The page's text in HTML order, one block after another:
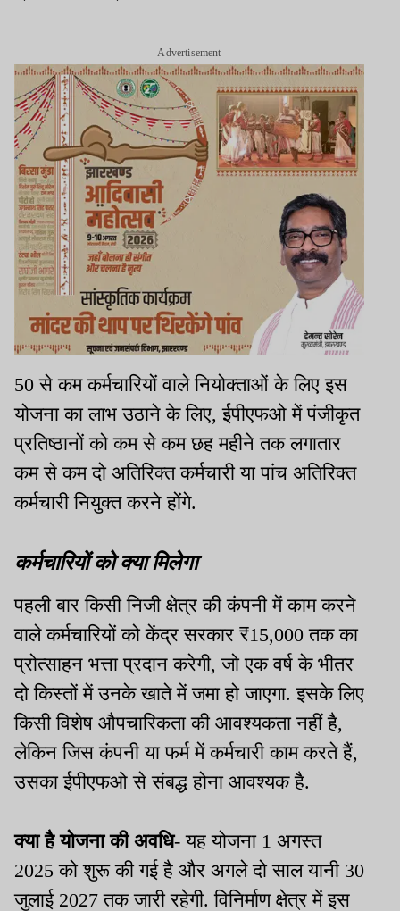
Advertisement
50 से कम कर्मचारियों वाले नियोक्ताओं के लिए इस
योजना का लाभ उठाने के लिए, ईपीएफओ में पंजीकृत
प्रतिष्ठानों को कम से कम छह महीने तक लगातार
कम से कम दो अतिरिक्त कर्मचारी या पांच अतिरिक्त
कर्मचारी नियुक्त करने होंगे.
कर्मचारियों को क्या मिलेगा
पहली बार किसी निजी क्षेत्र की कंपनी में काम करने
वाले कर्मचारियों को केंद्र सरकार ₹15,000 तक का
प्रोत्साहन भत्ता प्रदान करेगी, जो एक वर्ष के भीतर
दो किस्तों में उनके खाते में जमा हो जाएगा. इसके लिए
किसी विशेष औपचारिकता की आवश्यकता नहीं है,
लेकिन जिस कंपनी या फर्म में कर्मचारी काम करते हैं,
उसका ईपीएफओ से संबद्ध होना आवश्यक है.
क्या है योजना की अवधि- यह योजना 1 अगस्त
2025 को शुरू की गई है और अगले दो साल यानी 30
जुलाई 2027 तक जारी रहेगी. विनिर्माण क्षेत्र में इस